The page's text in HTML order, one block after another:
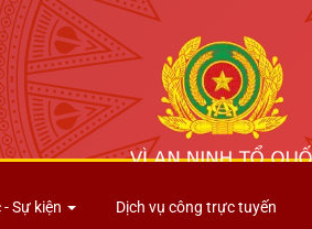
Sự kiện Dịch vụ công trực tuyến